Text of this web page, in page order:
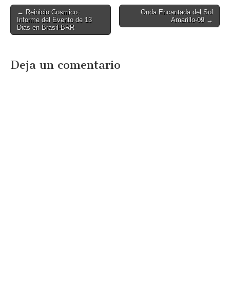
Post
navigation
← Reinicio Cosmico:
Informe del Evento de 13
Dias en Brasil-BRR
Onda Encantada del Sol
Amarillo-09 →
Deja un comentario